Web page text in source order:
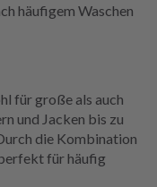
häufigem Waschen
für große als auch
und Jacken bis zu
die Kombination
für häufig